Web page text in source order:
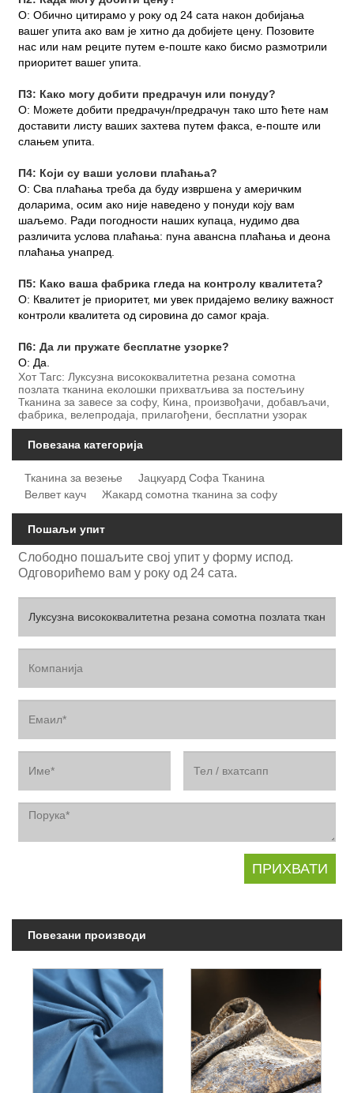
О: Обично цитирамо у року од 24 сата након добијања
вашег упита ако вам је хитно да добијете цену. Позовите
нас или нам реците путем е-поште како бисмо размотрили
приоритет вашег упита.
П3: Како могу добити предрачун или понуду?
О: Можете добити предрачун/предрачун тако што ћете нам
доставити листу ваших захтева путем факса, е-поште или
слањем упита.
П4: Који су ваши услови плаћања?
О: Сва плаћања треба да буду извршена у америчким
доларима, осим ако није наведено у понуди коју вам
шаљемо. Ради погодности наших купаца, нудимо два
различита услова плаћања: пуна авансна плаћања и деона
плаћања унапред.
П5: Како ваша фабрика гледа на контролу квалитета?
О: Квалитет је приоритет, ми увек придајемо велику важност
контроли квалитета од сировина до самог краја.
П6: Да ли пружате бесплатне узорке?
О: Да.
Хот Тагс: Луксузна висококвалитетна резана сомотна
позлата тканина еколошки прихватљива за постељину
Тканина за завесе за софу, Кина, произвођачи, добављачи,
фабрика, велепродаја, прилагођени, бесплатни узорак
Повезана категорија
Тканина за везење
Јацкуард Софа Тканина
Велвет кауч
Жакард сомотна тканина за софу
Пошаљи упит
Слободно пошаљите свој упит у форму испод.
Одговорићемо вам у року од 24 сата.
Повезани производи